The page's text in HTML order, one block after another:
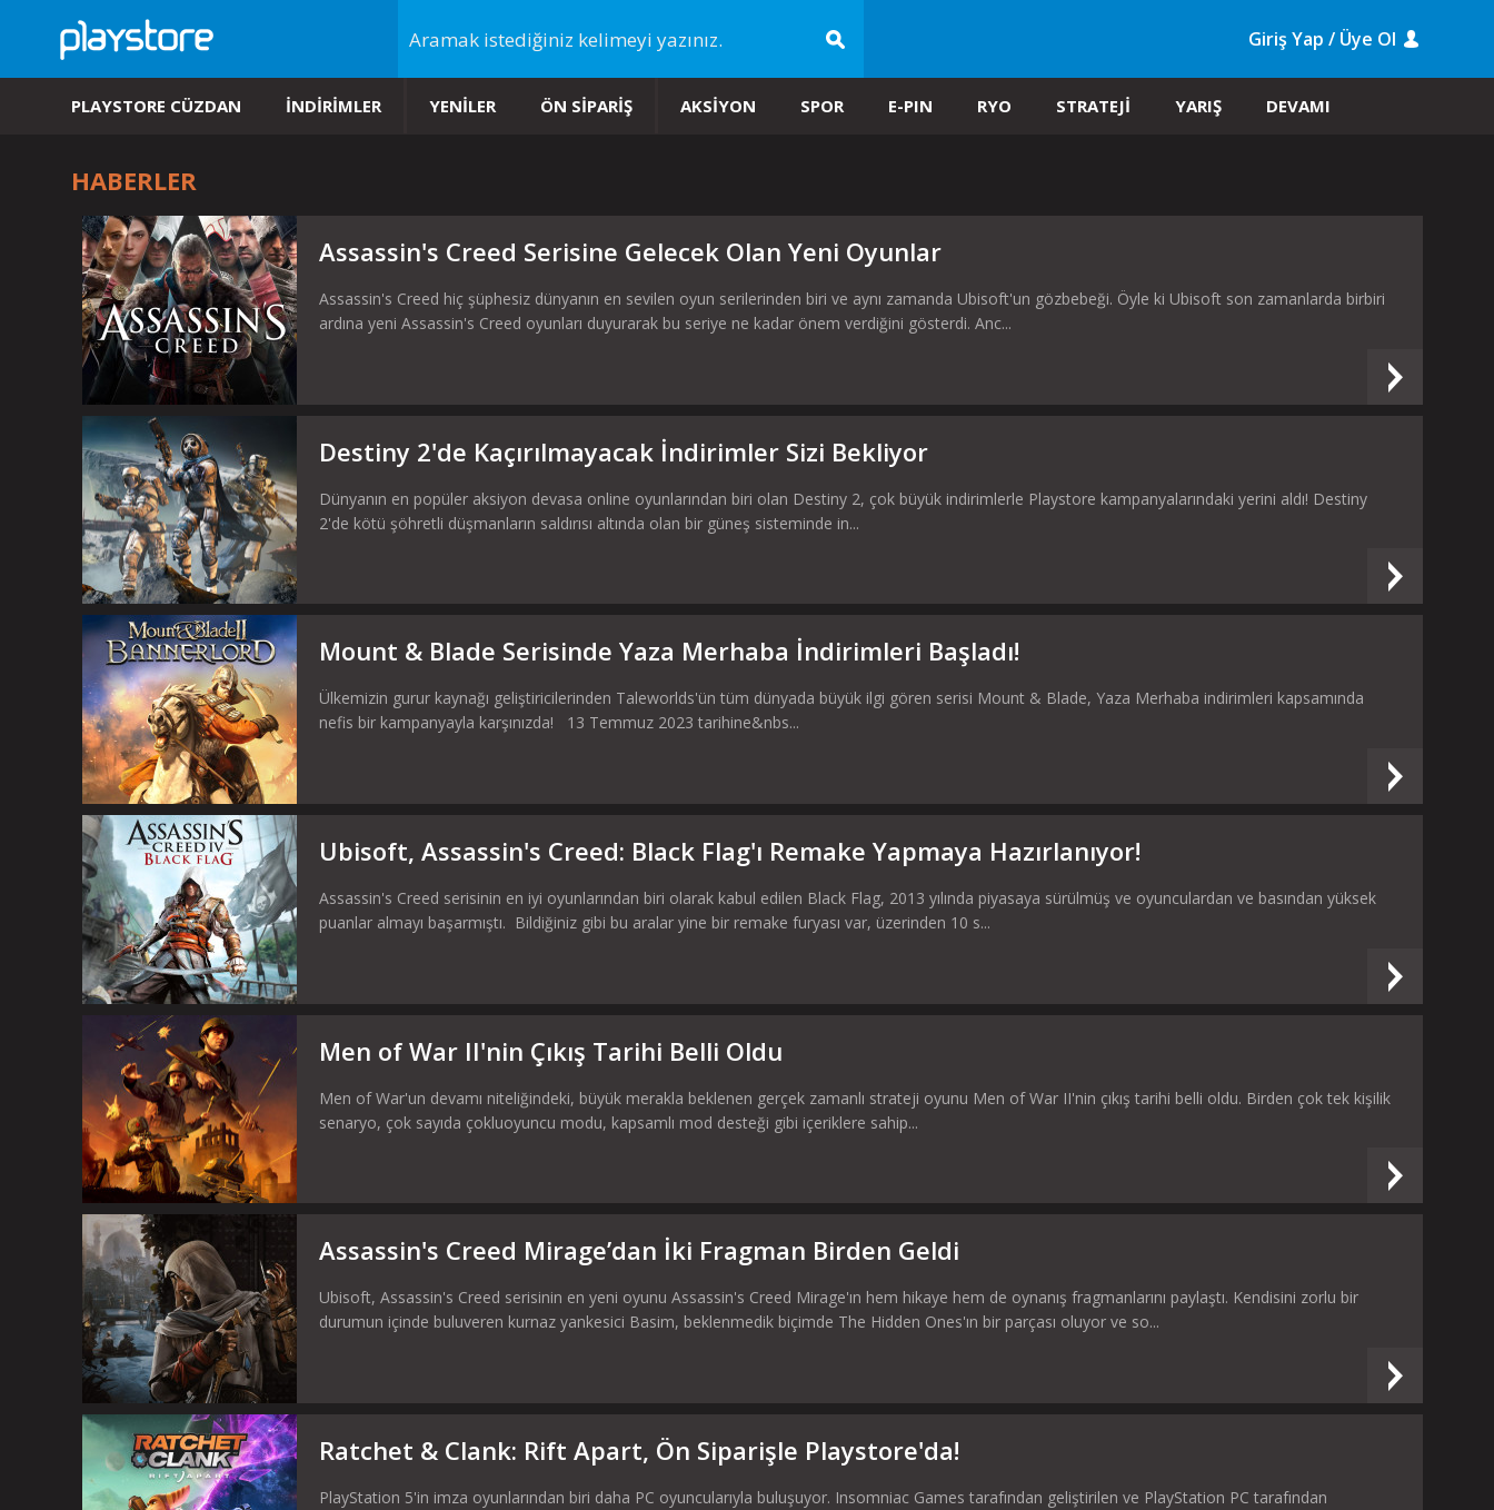
Giriş Yap / Üye Ol
PLAYSTORE CÜZDAN İNDİRİMLER YENİLER ÖN SİPARİŞ AKSİYON SPOR E-PIN RYO STRATEJİ YARIŞ DEVAMI
HABERLER
Assassin's Creed Serisine Gelecek Olan Yeni Oyunlar
Assassin's Creed hiç şüphesiz dünyanın en sevilen oyun serilerinden biri ve aynı zamanda Ubisoft'un gözbebeği. Öyle ki Ubisoft son zamanlarda birbiri
ardına yeni Assassin's Creed oyunları duyurarak bu seriye ne kadar önem verdiğini gösterdi. Anc...
Destiny 2'de Kaçırılmayacak İndirimler Sizi Bekliyor
Dünyanın en popüler aksiyon devasa online oyunlarından biri olan Destiny 2, çok büyük indirimlerle Playstore kampanyalarındaki yerini aldı! Destiny
2'de kötü şöhretli düşmanların saldırısı altında olan bir güneş sisteminde in...
Mount & Blade Serisinde Yaza Merhaba İndirimleri Başladı!
Ülkemizin gurur kaynağı geliştiricilerinden Taleworlds'ün tüm dünyada büyük ilgi gören serisi Mount & Blade, Yaza Merhaba indirimleri kapsamında
nefis bir kampanyayla karşınızda! 13 Temmuz 2023 tarihine&nbs...
Ubisoft, Assassin's Creed: Black Flag'ı Remake Yapmaya Hazırlanıyor!
Assassin's Creed serisinin en iyi oyunlarından biri olarak kabul edilen Black Flag, 2013 yılında piyasaya sürülmüş ve oyunculardan ve basından yüksek
puanlar almayı başarmıştı. Bildiğiniz gibi bu aralar yine bir remake furyası var, üzerinden 10 s...
Men of War II'nin Çıkış Tarihi Belli Oldu
Men of War'un devamı niteliğindeki, büyük merakla beklenen gerçek zamanlı strateji oyunu Men of War II'nin çıkış tarihi belli oldu. Birden çok tek kişilik
senaryo, çok sayıda çokluoyuncu modu, kapsamlı mod desteği gibi içeriklere sahip...
Assassin's Creed Mirage’dan İki Fragman Birden Geldi
Ubisoft, Assassin's Creed serisinin en yeni oyunu Assassin's Creed Mirage'ın hem hikaye hem de oynanış fragmanlarını paylaştı. Kendisini zorlu bir
durumun içinde buluveren kurnaz yankesici Basim, beklenmedik biçimde The Hidden Ones'ın bir parçası oluyor ve so...
Ratchet & Clank: Rift Apart, Ön Siparişle Playstore'da!
PlayStation 5'in imza oyunlarından biri daha PC oyuncularıyla buluşuyor. Insomniac Games tarafından geliştirilen ve PlayStation PC tarafından